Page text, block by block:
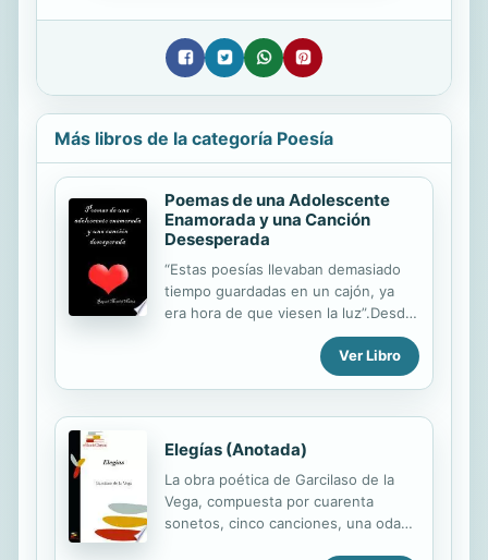
Más libros de la categoría Poesía
Poemas de una Adolescente
Enamorada y una Canción
Desesperada
“Estas poesías llevaban demasiado
tiempo guardadas en un cajón, ya
era hora de que viesen la luz”.Desde
pequeña sintió fascinación por la
literatura y todo lo relacionado con lo
artístico y ya con 14 años ganaba el
novela corta de su colegio. Algunos
de sus autores favoritos y fuentes
de su inspiración son Tolkien, Haruki
Murakami, José Somoza, Jennifer L.
Armentrout y Pérez Reverte entre
otros.Licenciada en Comunicación
Audiovisual por la Universidad Rey
Ver Libro
Elegías (Anotada)
La obra poética de Garcilaso de la
Vega, compuesta por cuarenta
sonetos, cinco canciones, una oda